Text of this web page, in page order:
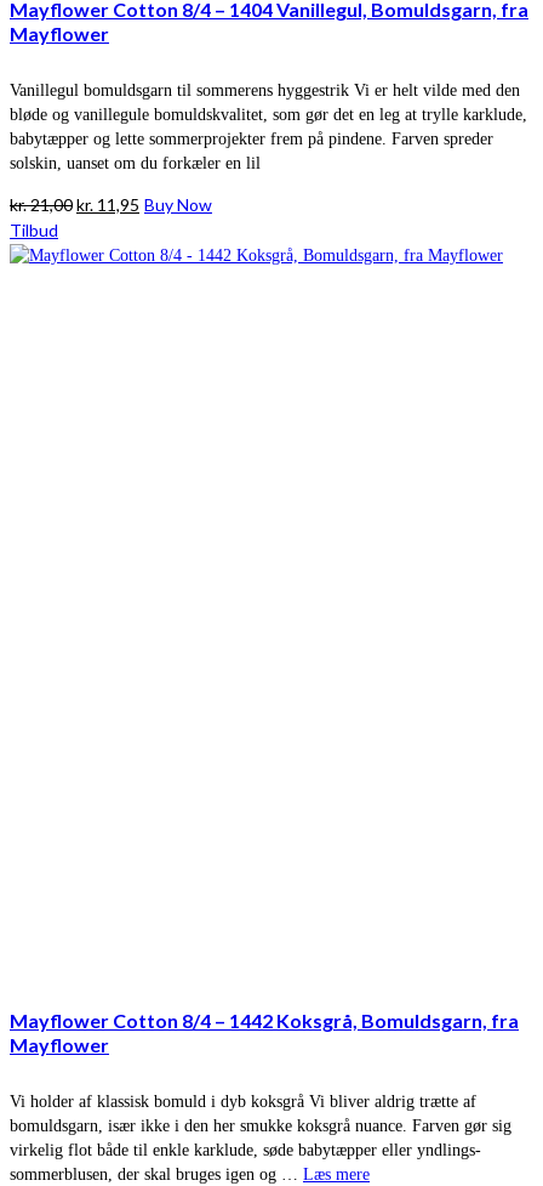
Mayflower Cotton 8/4 – 1404 Vanillegul, Bomuldsgarn, fra
Mayflower
Vanillegul bomuldsgarn til sommerens hyggestrik Vi er helt vilde med den
bløde og vanillegule bomuldskvalitet, som gør det en leg at trylle karklude,
babytæpper og lette sommerprojekter frem på pindene. Farven spreder
solskin, uanset om du forkæler en lil
kr.21,00Den
pris
kr. 11,95 Den
pris
Buy Now
Tilbud
Mayflower Cotton 8/4 – 1442 Koksgrå, Bomuldsgarn, fra
Mayflower
Vi holder af klassisk bomuld i dyb koksgrå Vi bliver aldrig trætte af
bomuldsgarn, især ikke i den her smukke koksgrå nuance. Farven gør sig
virkelig flot både til enkle karklude, søde babytæpper eller yndlings-
sommerblusen, der skal bruges igen og … Læs mere